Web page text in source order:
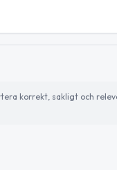
korrekt, sakligt och